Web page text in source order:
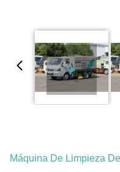
Máquina De Limpieza